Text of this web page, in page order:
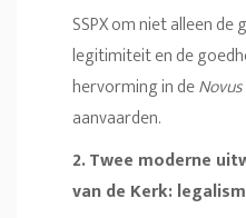
SSPX om niet alleen
legitimiteit en de
hervorming in de
aanvaarden.
2. Twee moderne
van de Kerk: